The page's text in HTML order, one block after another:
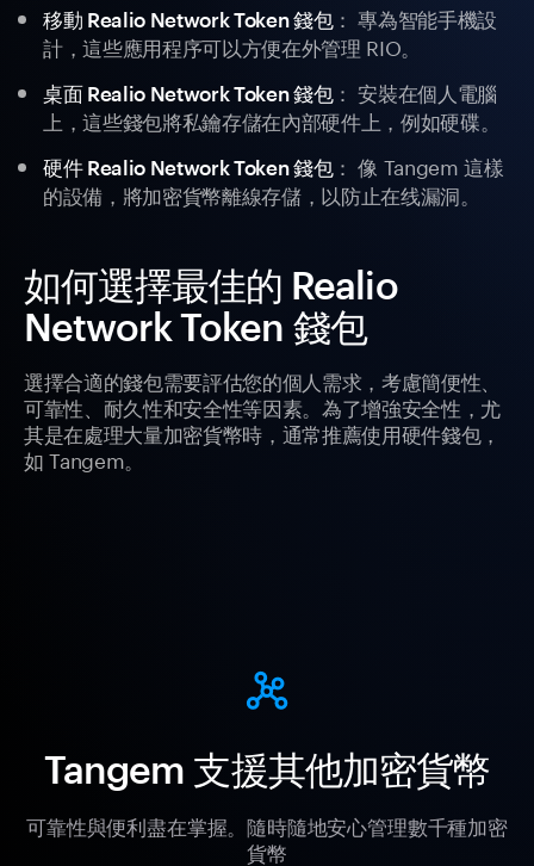
移動 Realio Network Token 錢包： 專為智能手機設
計，這些應用程序可以方便在外管理 RIO。
桌面 Realio Network Token 錢包： 安裝在個人電腦
上，這些錢包將私鑰存儲在內部硬件上，例如硬碟。
硬件 Realio Network Token 錢包： 像 Tangem 這樣
的設備，將加密貨幣離線存儲，以防止在线漏洞。
如何選擇最佳的 Realio
Network Token 錢包
選擇合適的錢包需要評估您的個人需求，考慮簡便性、
可靠性、耐久性和安全性等因素。為了增強安全性，尤
其是在處理大量加密貨幣時，通常推薦使用硬件錢包，
如 Tangem。
Tangem 支援其他加密貨幣
可靠性與便利盡在掌握。隨時隨地安心管理數千種加密
貨幣